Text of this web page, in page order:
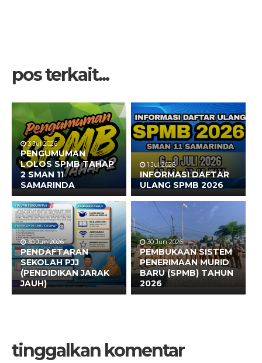
pos terkait...
3 Jul 2026
PENGUMUMAN
LOLOS SPMB TAHAP
2 SMAN 11
SAMARINDA
1 Jul 2026
INFORMASI DAFTAR
ULANG SPMB 2026
30 Jun 2026
PENDAFTARAN
SEKOLAH PJJ
(PENDIDIKAN JARAK
JAUH)
30 Jun 2026
PEMBUKAAN SISTEM
PENERIMAAN MURID
BARU (SPMB) TAHUN
2026
tinggalkan komentar